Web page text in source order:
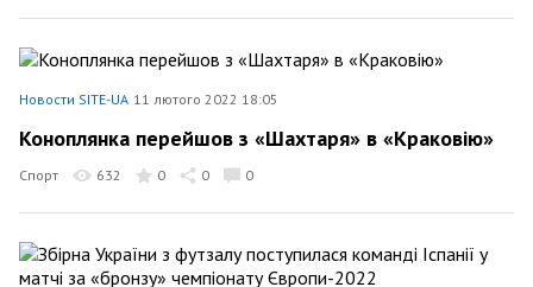
Новости SITE-UA 11 лютого 2022 18:05
Коноплянка перейшов з «Шахтаря» в «Краковію»
Спорт 632 0 0 0